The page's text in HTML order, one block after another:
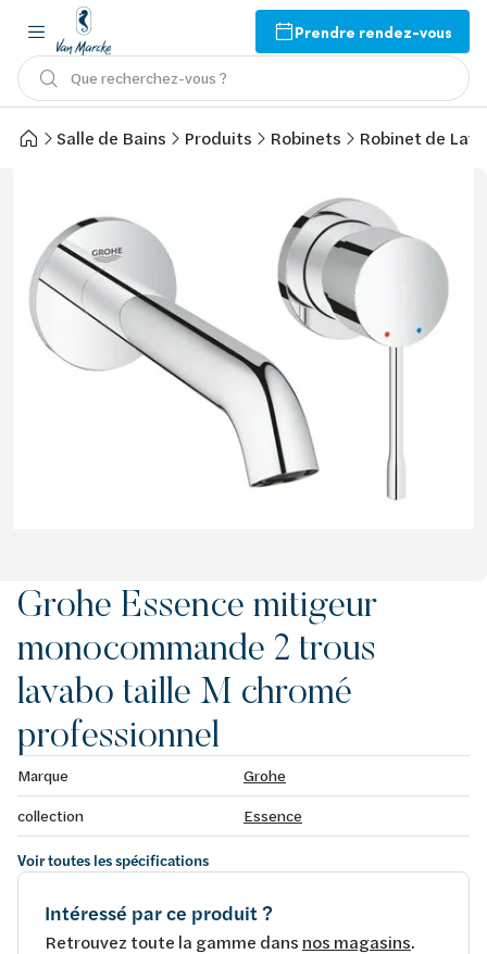
Prendre rendez-vous
Que recherchez-vous ?
Salle de Bains Produits Robinets Robinet de
Grohe Essence mitigeur
monocommande 2 trous
lavabo taille M chromé
professionnel
Marque
Grohe
collection
Essence
Voir toutes les spécifications
Intéressé par ce produit ?
Retrouvez toute la gamme dans nos magasins.